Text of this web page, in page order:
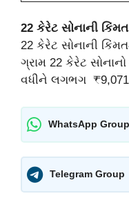
22 કેરેટ સોનાની
22 કેરેટ સોનાની
ગ્રામ 22 કેરેટ
વધીને લગભગ
WhatsApp Group
Telegram Group